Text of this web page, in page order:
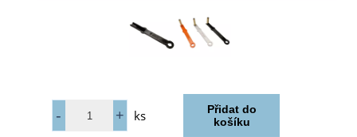
ks